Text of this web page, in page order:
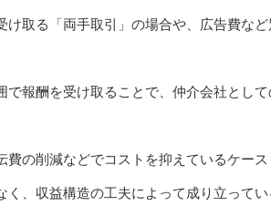
取る「両手取引」の場合や、広告費な
報酬を受け取ることで、仲介会社とし
の削減などでコストを抑えているケース
、収益構造の工夫によって成り立って